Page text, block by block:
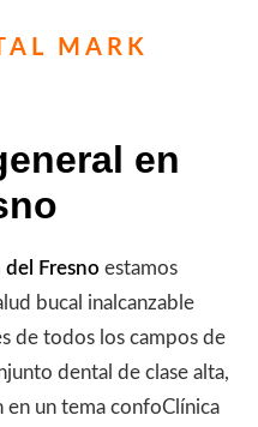
MARK
en
Fresno estamos
bucal inalcanzable
de todos los campos de
dental de clase alta,
en un tema confoClínica